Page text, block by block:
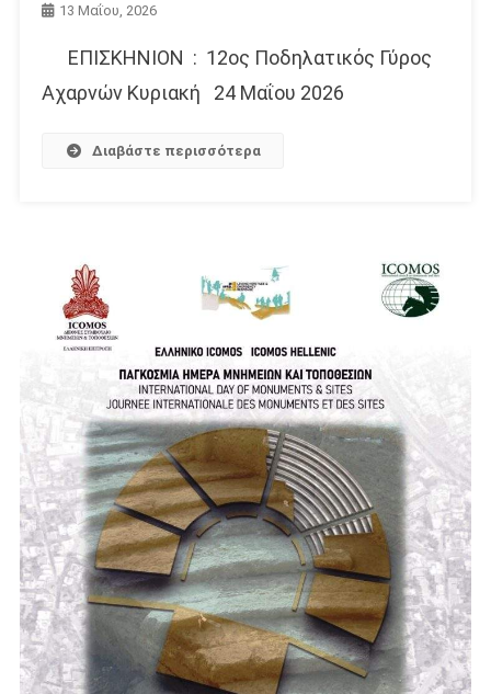
13 Μαΐου, 2026
ΕΠΙΣΚΗΝΙΟΝ : 12ος Ποδηλατικός Γύρος
Αχαρνών Κυριακή 24 Μαΐου 2026
Διαβάστε περισσότερα